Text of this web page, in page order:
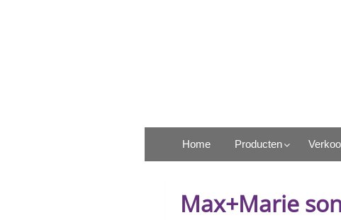
Rosel Heim Benelux
Home Producten
Max+Marie